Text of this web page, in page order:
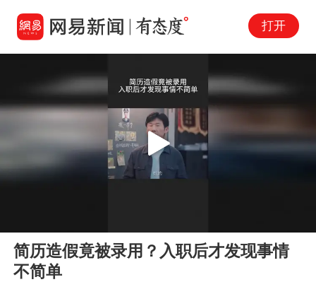
打开
Play
简历造假竟被录用？入职后才发现事情
不简单